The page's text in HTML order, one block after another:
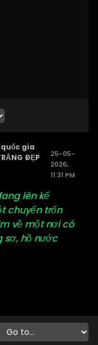
gia
ĐẸP
25-05-
2026,
11:31 PM
lên kế
chuyến trốn
về một nơi có
sơ, hồ nước